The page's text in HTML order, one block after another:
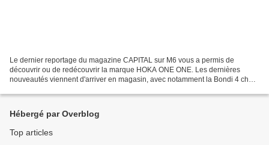
Le dernier reportage du magazine CAPITAL sur M6 vous a permis de
découvrir ou de redécouvrir la marque HOKA ONE ONE. Les dernières
nouveautés viennent d'arriver en magasin, avec notamment la Bondi 4 chez
Hébergé par Overblog
Top articles